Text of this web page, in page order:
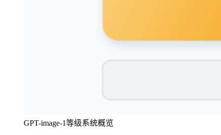
GPT-image-1等级系统概览